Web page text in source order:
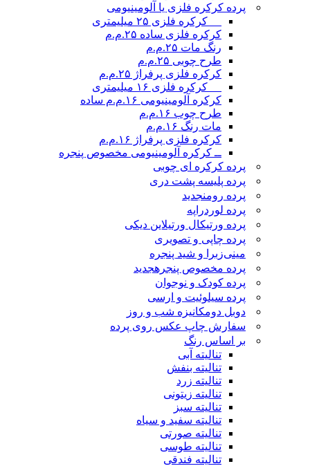
پرده کرکره فلزی یا آلومینیومی
__ کرکره فلزی ۲۵ میلیمتری
کرکره فلزی ساده ۲۵.م.م
رنگ مات ۲۵.م.م
طرح چوبی ۲۵.م.م
کرکره فلزی پرفراژ ۲۵.م.م
__ کرکره فلزی ۱۶ میلیمتری
کرکره آلومینیومی ۱۶.م.م ساده
طرح چوب ۱۶.م.م
مات رنگ ۱۶.م.م
کرکره فلزی پرفراژ ۱۶.م.م
ــ کرکره آلومینیومی مخصوص پنجره
پرده کرکره ای چوبی
پرده پلیسه پشت دری
پرده رومنجدید
پرده لوردراپه
پرده ورتیکال ورتیلاین دیکی
پرده چاپی و تصویری
مینی‌زبرا و شید پنجره
پرده مخصوص پنجرهجدید
پرده کودک و نوجوان
پرده سیلوئیت و ارسی
دوبل دومکانیزه شب و روز
سفارش چاپ عکس روی پرده
بر اساس رنگ
تنالیته آبی
تنالیته بنفش
تنالیته زرد
تنالیته زیتونی
تنالیته سبز
تنالیته سفید و سیاه
تنالیته صورتی
تنالیته طوسی
تنالیته فندقی